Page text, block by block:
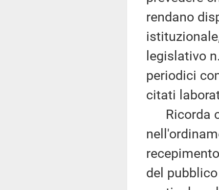
rendano
legislativo
periodici
citati
Ricorda
del